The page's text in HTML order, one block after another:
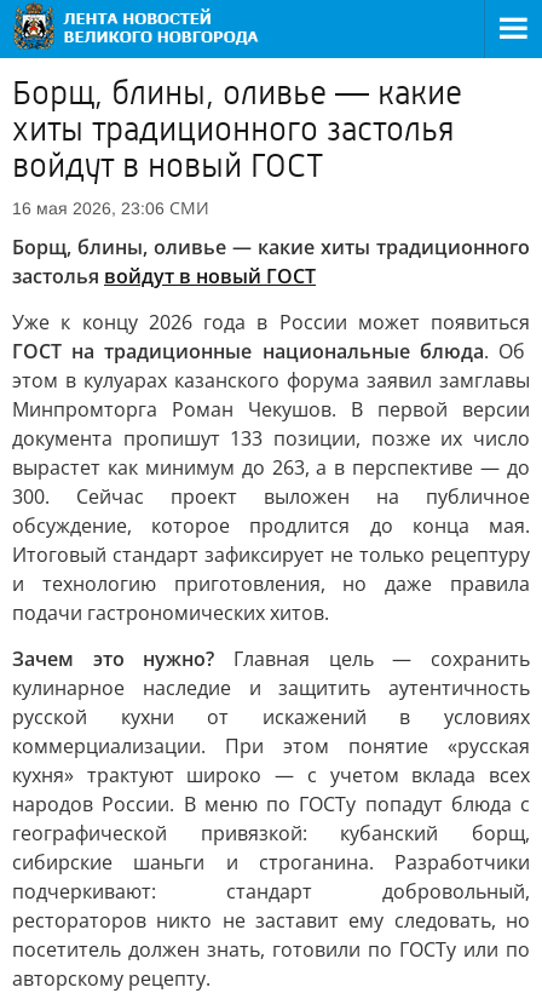
Борщ, блины, оливье — какие
хиты традиционного застолья
войдут в новый ГОСТ
16 мая 2026, 23:06 СМИ
Борщ, блины, оливье — какие хиты традиционного
застолья войдут в новый ГОСТ
Уже к концу 2026 года в России может появиться
ГОСТ на традиционные национальные блюда. Об
этом в кулуарах казанского форума заявил замглавы
Минпромторга Роман Чекушов. В первой версии
документа пропишут 133 позиции, позже их число
вырастет как минимум до 263, а в перспективе — до
300. Сейчас проект выложен на публичное
обсуждение, которое продлится до конца мая.
Итоговый стандарт зафиксирует не только рецептуру
и технологию приготовления, но даже правила
подачи гастрономических хитов.
Зачем это нужно? Главная цель — сохранить
кулинарное наследие и защитить аутентичность
русской кухни от искажений в условиях
коммерциализации. При этом понятие «русская
кухня» трактуют широко — с учетом вклада всех
народов России. В меню по ГОСТу попадут блюда с
географической привязкой: кубанский борщ,
сибирские шаньги и строганина. Разработчики
подчеркивают: стандарт добровольный,
рестораторов никто не заставит ему следовать, но
посетитель должен знать, готовили по ГОСТу или по
авторскому рецепту.